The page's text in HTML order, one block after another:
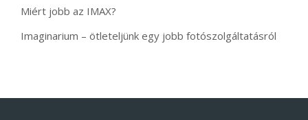
Miért jobb az IMAX?
Imaginarium – ötleteljünk egy jobb fotószolgáltatásról